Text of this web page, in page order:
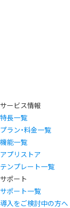
サービス情報
特長一覧
プラン・料金一覧
機能一覧
アプリストア
テンプレート一覧
サポート
サポート一覧
導入をご検討中の方へ